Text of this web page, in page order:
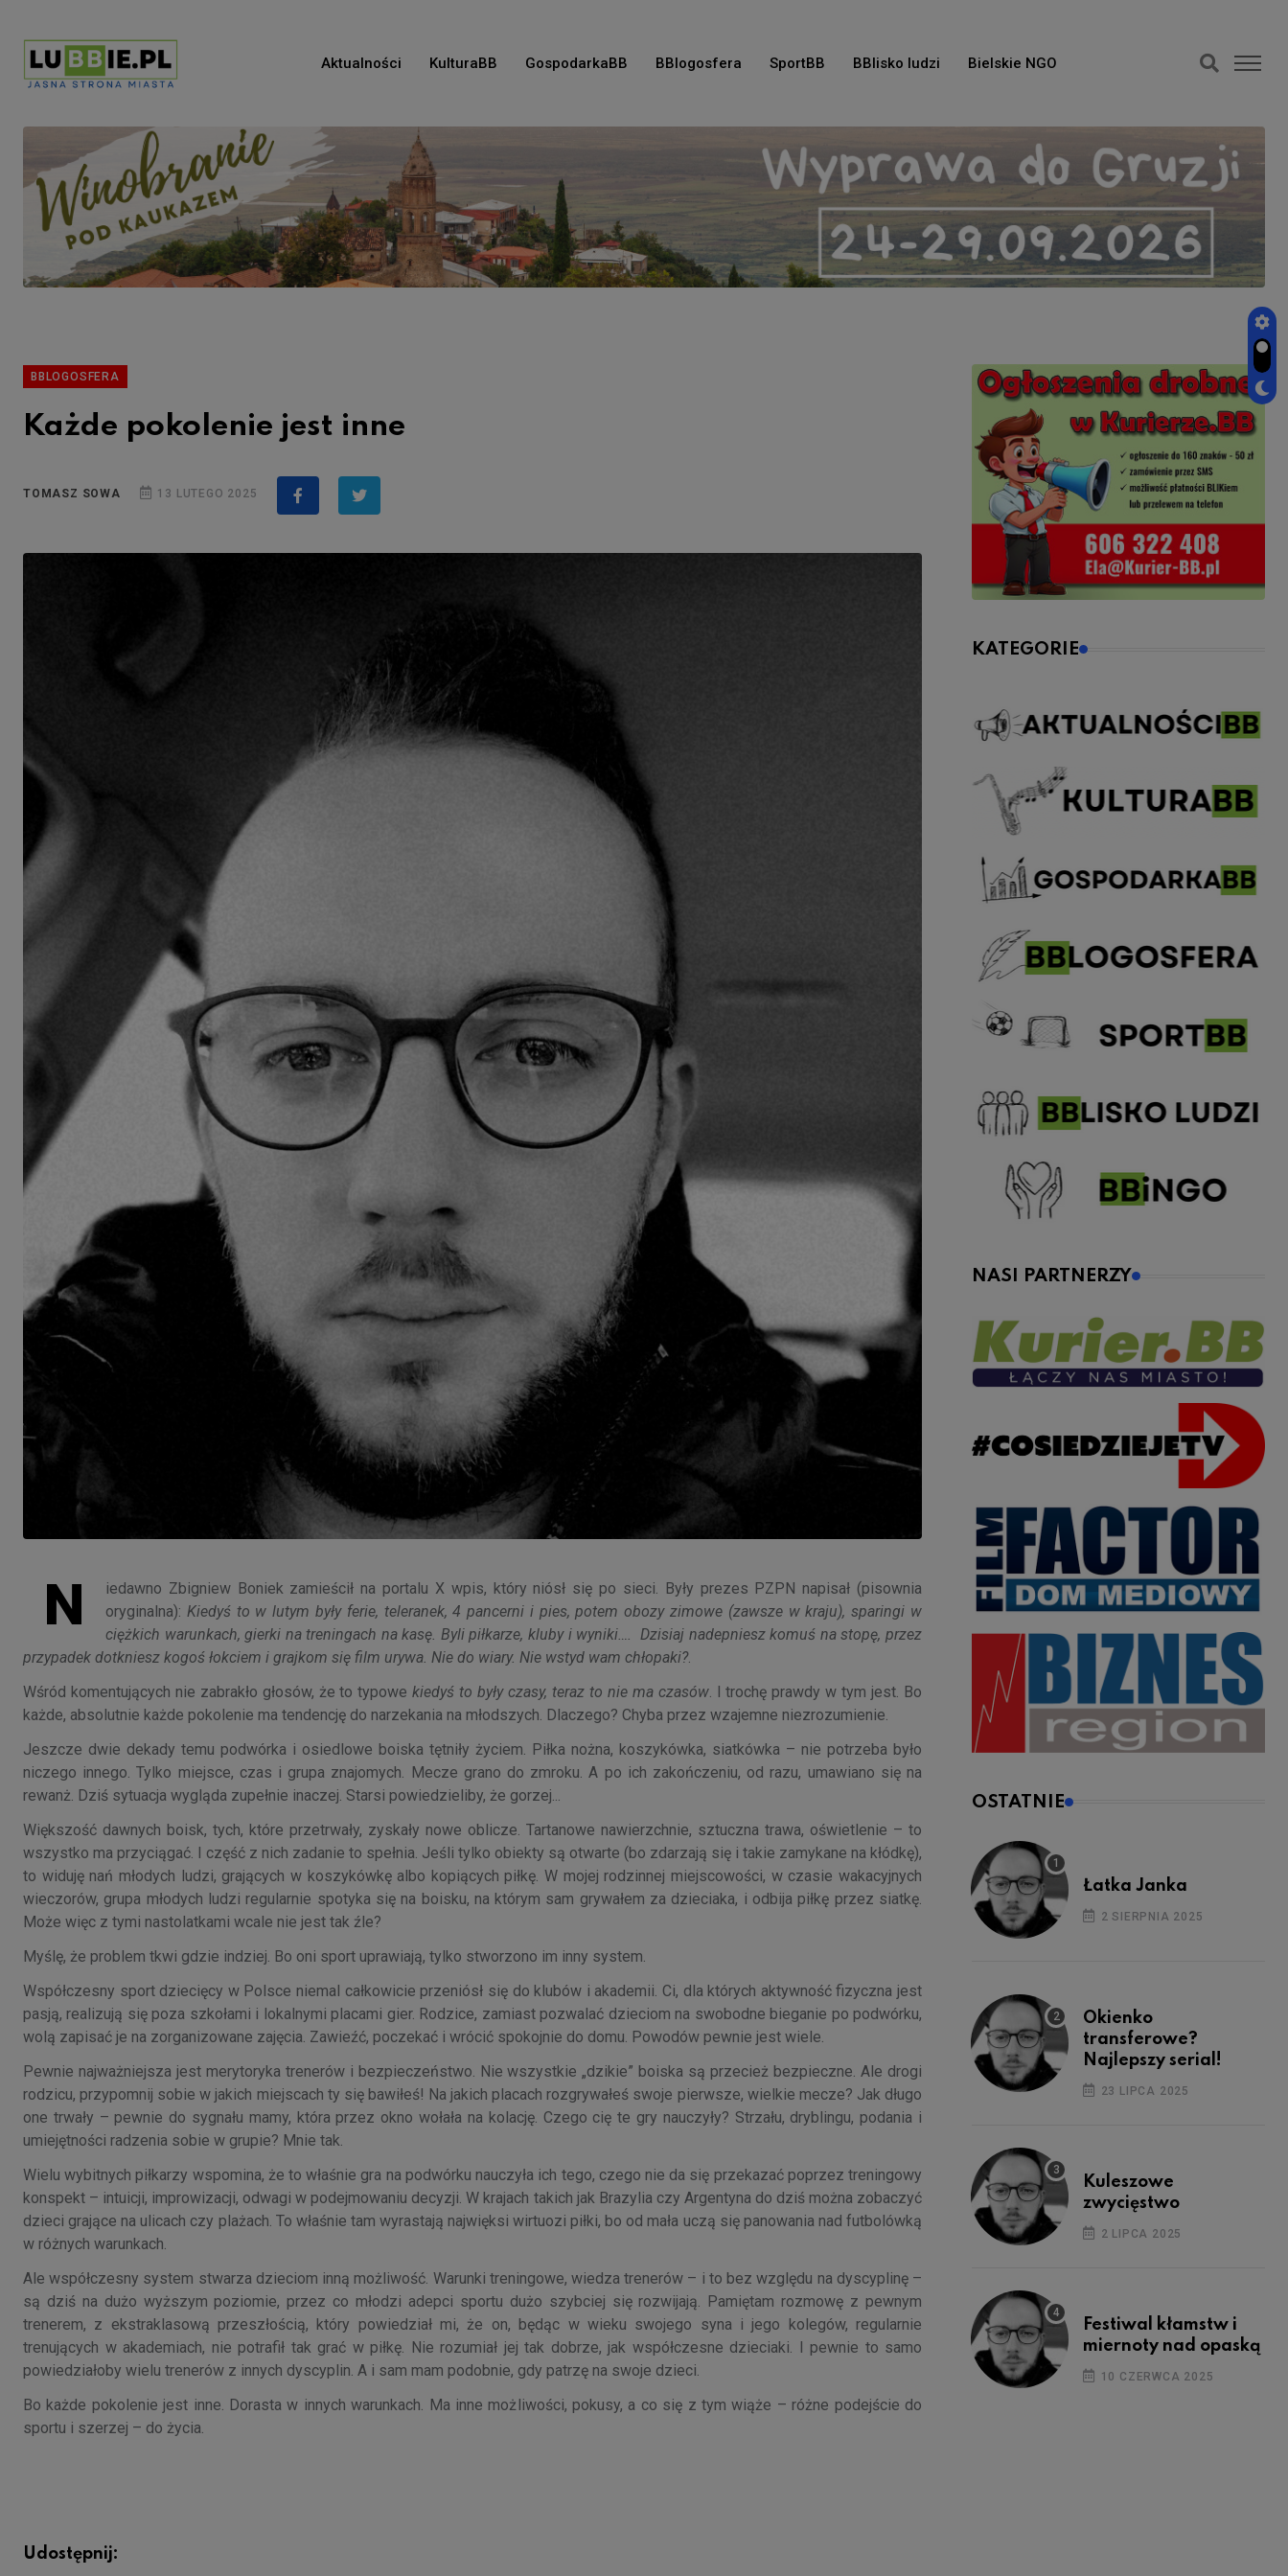
Aktualności KulturaBB GospodarkaBB BBlogosfera SportBB BBlisko ludzi Bielskie NGO
BBLOGOSFERA
Każde pokolenie jest inne
TOMASZ SOWA 13 LUTEGO 2025
N
iedawno Zbigniew Boniek zamieścił na portalu X wpis, który niósł się po sieci. Były prezes PZPN napisał (pisownia
oryginalna): Kiedyś to w lutym były ferie, teleranek, 4 pancerni i pies, potem obozy zimowe (zawsze w kraju), sparingi w
ciężkich warunkach, gierki na treningach na kasę. Byli piłkarze, kluby i wyniki…. Dzisiaj nadepniesz komuś na stopę, przez
przypadek dotkniesz kogoś łokciem i grajkom się film urywa. Nie do wiary. Nie wstyd wam chłopaki?.
Wśród komentujących nie zabrakło głosów, że to typowekiedyś to były czasy, teraz to nie ma czasów. I trochę prawdy w tym jest. Bo
każde, absolutnie każde pokolenie ma tendencję do narzekania na młodszych. Dlaczego? Chyba przez wzajemne niezrozumienie.
Jeszcze dwie dekady temu podwórka i osiedlowe boiska tętniły życiem. Piłka nożna, koszykówka, siatkówka – nie potrzeba było
niczego innego. Tylko miejsce, czas i grupa znajomych. Mecze grano do zmroku. A po ich zakończeniu, od razu, umawiano się na
rewanż. Dziś sytuacja wygląda zupełnie inaczej. Starsi powiedzieliby, że gorzej...
Większość dawnych boisk, tych, które przetrwały, zyskały nowe oblicze. Tartanowe nawierzchnie, sztuczna trawa, oświetlenie – to
wszystko ma przyciągać. I część z nich zadanie to spełnia. Jeśli tylko obiekty są otwarte (bo zdarzają się i takie zamykane na kłódkę),
to widuję nań młodych ludzi, grających w koszykówkę albo kopiących piłkę. W mojej rodzinnej miejscowości, w czasie wakacyjnych
wieczorów, grupa młodych ludzi regularnie spotyka się na boisku, na którym sam grywałem za dzieciaka, i odbija piłkę przez siatkę.
Może więc z tymi nastolatkami wcale nie jest tak źle?
Myślę, że problem tkwi gdzie indziej. Bo oni sport uprawiają, tylko stworzono im inny system.
Współczesny sport dziecięcy w Polsce niemal całkowicie przeniósł się do klubów i akademii. Ci, dla których aktywność fizyczna jest
pasją, realizują się poza szkołami i lokalnymi placami gier. Rodzice, zamiast pozwalać dzieciom na swobodne bieganie po podwórku,
wolą zapisać je na zorganizowane zajęcia. Zawieźć, poczekać i wrócić spokojnie do domu. Powodów pewnie jest wiele.
Pewnie najważniejsza jest merytoryka trenerów i bezpieczeństwo. Nie wszystkie „dzikie” boiska są przecież bezpieczne. Ale drogi
rodzicu, przypomnij sobie w jakich miejscach ty się bawiłeś! Na jakich placach rozgrywałeś swoje pierwsze, wielkie mecze? Jak długo
one trwały – pewnie do sygnału mamy, która przez okno wołała na kolację. Czego cię te gry nauczyły? Strzału, dryblingu, podania i
umiejętności radzenia sobie w grupie? Mnie tak.
Wielu wybitnych piłkarzy wspomina, że to właśnie gra na podwórku nauczyła ich tego, czego nie da się przekazać poprzez treningowy
konspekt – intuicji, improwizacji, odwagi w podejmowaniu decyzji. W krajach takich jak Brazylia czy Argentyna do dziś można zobaczyć
dzieci grające na ulicach czy plażach. To właśnie tam wyrastają najwięksi wirtuozi piłki, bo od mała uczą się panowania nad futbolówką
w różnych warunkach.
Ale współczesny system stwarza dzieciom inną możliwość. Warunki treningowe, wiedza trenerów – i to bez względu na dyscyplinę –
są dziś na dużo wyższym poziomie, przez co młodzi adepci sportu dużo szybciej się rozwijają. Pamiętam rozmowę z pewnym
trenerem, z ekstraklasową przeszłością, który powiedział mi, że on, będąc w wieku swojego syna i jego kolegów, regularnie
trenujących w akademiach, nie potrafił tak grać w piłkę. Nie rozumiał jej tak dobrze, jak współczesne dzieciaki. I pewnie to samo
powiedziałoby wielu trenerów z innych dyscyplin. A i sam mam podobnie, gdy patrzę na swoje dzieci.
Bo każde pokolenie jest inne. Dorasta w innych warunkach. Ma inne możliwości, pokusy, a co się z tym wiąże – różne podejście do
sportu i szerzej – do życia.
Udostępnij:
KATEGORIE
NASI PARTNERZY
OSTATNIE
Łatka Janka
2 SIERPNIA 2025
Okienko
transferowe?
Najlepszy serial!
23 LIPCA 2025
Kuleszowe
zwycięstwo
2 LIPCA 2025
Festiwal kłamstw i
miernoty nad opaską
10 CZERWCA 2025